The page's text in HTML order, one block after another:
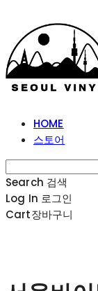
HOME
스토어
Search 검색
Log In 로그인
Cart장바구니